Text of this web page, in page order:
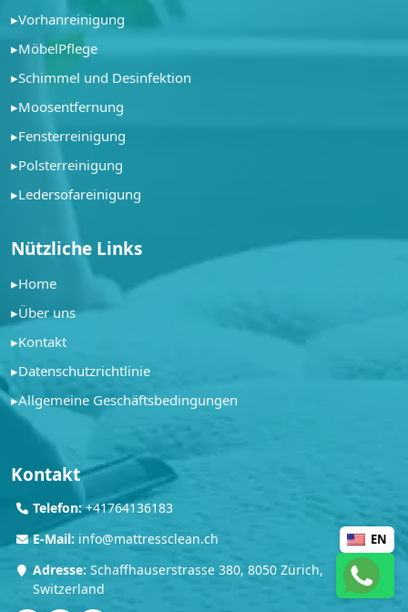
▸Vorhanreinigung
▸MöbelPflege
▸Schimmel und Desinfektion
▸Moosentfernung
▸Fensterreinigung
▸Polsterreinigung
▸Ledersofareinigung
Nützliche Links
▸Home
▸Über uns
▸Kontakt
▸Datenschutzrichtlinie
▸Allgemeine Geschäftsbedingungen
Kontakt
Telefon: +41764136183
E-Mail: info@mattressclean.ch
Adresse: Schaffhauserstrasse 380, 8050 Zürich,
Switzerland
EN